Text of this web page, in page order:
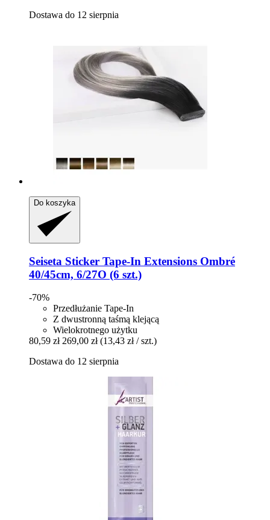
Dostawa do 12 sierpnia
Do koszyka
Seiseta Sticker Tape-​In Extensions Ombré
40/45cm, 6/27O (6 szt.)
-70%
Przedłużanie Tape-In
Z dwustronną taśmą klejącą
Wielokrotnego użytku
80,59 zł 269,00 zł (13,43 zł / szt.)
Dostawa do 12 sierpnia